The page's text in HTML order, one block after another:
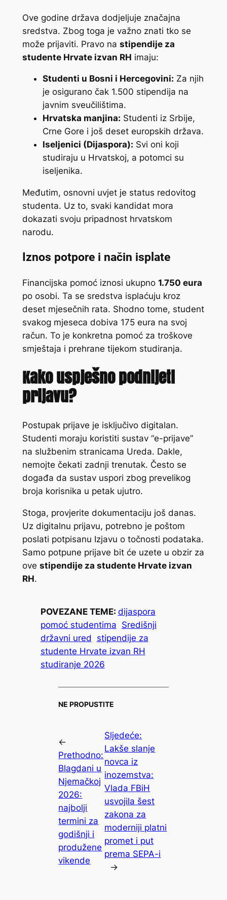
Ove godine država dodjeljuje značajna
sredstva. Zbog toga je važno znati tko se
može prijaviti. Pravo na stipendije za
studente Hrvate izvan RH imaju:
Studenti u Bosni i Hercegovini: Za njih
je osigurano čak 1.500 stipendija na
javnim sveučilištima.
Hrvatska manjina: Studenti iz Srbije,
Crne Gore i još deset europskih država.
Iseljenici (Dijaspora): Svi oni koji
studiraju u Hrvatskoj, a potomci su
iseljenika.
Međutim, osnovni uvjet je status redovitog
studenta. Uz to, svaki kandidat mora
dokazati svoju pripadnost hrvatskom
narodu.
Iznos potpore i način isplate
Financijska pomoć iznosi ukupno 1.750 eura
po osobi. Ta se sredstva isplaćuju kroz
deset mjesečnih rata. Shodno tome, student
svakog mjeseca dobiva 175 eura na svoj
račun. To je konkretna pomoć za troškove
smještaja i prehrane tijekom studiranja.
Kako uspješno podnijeti
prijavu?
Postupak prijave je isključivo digitalan.
Studenti moraju koristiti sustav “e-prijave”
na službenim stranicama Ureda. Dakle,
nemojte čekati zadnji trenutak. Često se
događa da sustav uspori zbog prevelikog
broja korisnika u petak ujutro.
Stoga, provjerite dokumentaciju još danas.
Uz digitalnu prijavu, potrebno je poštom
poslati potpisanu Izjavu o točnosti podataka.
Samo potpune prijave bit će uzete u obzir za
ove stipendije za studente Hrvate izvan
RH.
POVEZANE TEME: dijaspora
pomoć studentima Središnji
državni ured
stipendije za
studente Hrvate izvan RH
studiranje 2026
NE PROPUSTITE
←
Prethodno:
Blagdani u
Njemačkoj
2026:
najbolji
termini za
godišnji i
produžene
vikende
Sljedeće:
Lakše slanje
novca iz
inozemstva:
Vlada FBiH
usvojila šest
zakona za
moderniji platni
promet i put
prema SEPA-i
→